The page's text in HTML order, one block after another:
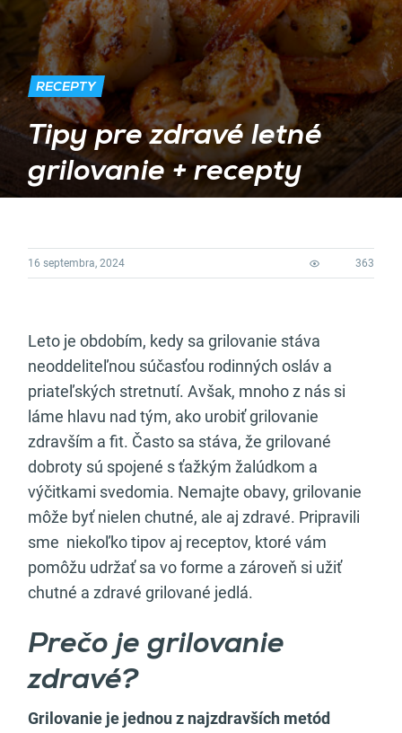
RECEPTY
Tipy pre zdravé letné
grilovanie + recepty
16 septembra, 2024 363
Leto je obdobím, kedy sa grilovanie stáva
neoddeliteľnou súčasťou rodinných osláv a
priateľských stretnutí. Avšak, mnoho z nás si
láme hlavu nad tým, ako urobiť grilovanie
zdravším a fit. Často sa stáva, že grilované
dobroty sú spojené s ťažkým žalúdkom a
výčitkami svedomia. Nemajte obavy, grilovanie
môže byť nielen chutné, ale aj zdravé. Pripravili
sme niekoľko tipov aj receptov, ktoré vám
pomôžu udržať sa vo forme a zároveň si užiť
chutné a zdravé grilované jedlá.
Prečo je grilovanie
zdravé?
Grilovanie je jednou z najzdravších metód